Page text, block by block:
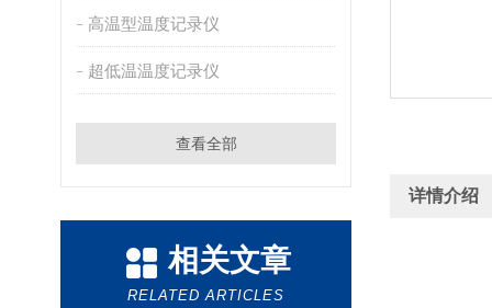
高温型温度记录仪
超低温温度记录仪
查看全部
相关文章
RELATED ARTICLES
详情介绍